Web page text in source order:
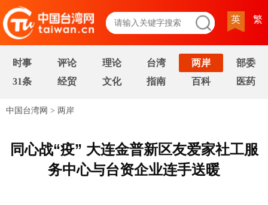
英 繁
时事 评论 理论 台湾 两岸
部委
31条
经贸 文化 指南 百科 医药
中国台湾网 > 两岸
同心战“疫” 大连金普新区友爱家社工服
务中心与台资企业连手送暖